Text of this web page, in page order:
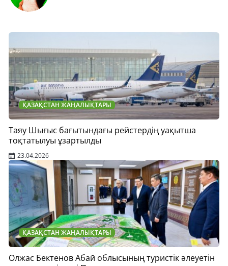
ҚАЗАҚСТАН ЖАҢАЛЫҚТАРЫ
Таяу Шығыс бағытындағы рейстердің уақытша
тоқтатылуы ұзартылды
23.04.2026
ҚАЗАҚСТАН ЖАҢАЛЫҚТАРЫ
Олжас Бектенов Абай облысының туристік әлеуетін